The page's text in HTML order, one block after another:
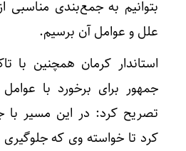
بتوانیم به جمع‌بندی مناسبی
علل و عوامل آن برسیم.
استاندار کرمان همچنین با
جمهور برای برخورد با
تصریح کرد: در این مسیر
کرد تا خواسته وی که جلوگیری